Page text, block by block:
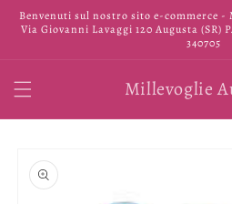
direttamente
ai contenuti
Benvenuti sul nostro sito e-commerce
Via Giovanni Lavaggi 120 Augusta (SR)
340705
Millevoglie
informazioni
sul prodotto